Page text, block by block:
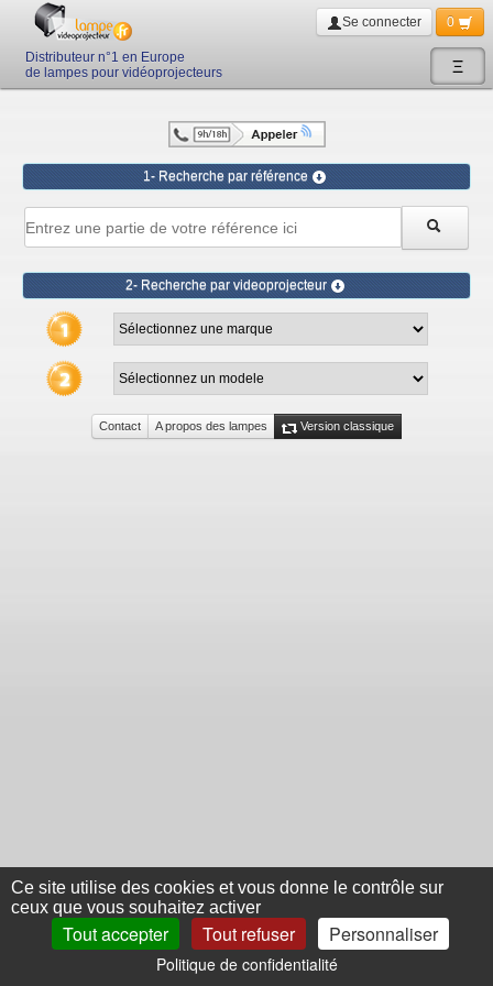
Ξ
Distributeur n°1 en Europe
de lampes pour vidéoprojecteurs
Se connecter 0
1- Recherche par référence
2- Recherche par videoprojecteur
Contact A propos des lampes Version classique
Ce site utilise des cookies et vous donne le contrôle sur
ceux que vous souhaitez activer
Tout accepter Tout refuser Personnaliser
Politique de confidentialité